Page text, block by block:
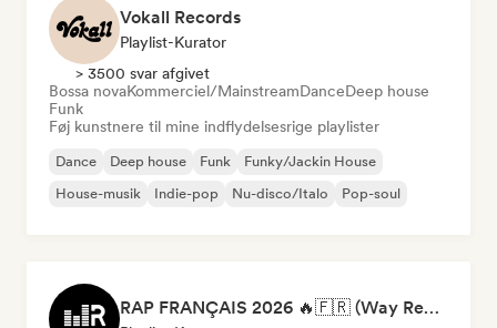
Vokall Records
Playlist-Kurator
> 3500 svar afgivet
Bossa novaKommerciel/MainstreamDanceDeep house
Funk
Føj kunstnere til mine indflydelsesrige playlister
Dance Deep house Funk
Funky/Jackin House
House-musik
Indie-pop Nu-disco/Italo Pop-soul
RAP FRANÇAIS 2026 🔥🇫🇷 (Way Records)